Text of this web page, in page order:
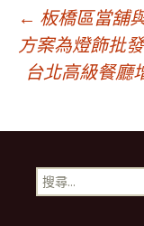
文
章
導
覽
← 板橋區當舖
方案為燈飾批發
台北高級餐廳
搜
尋